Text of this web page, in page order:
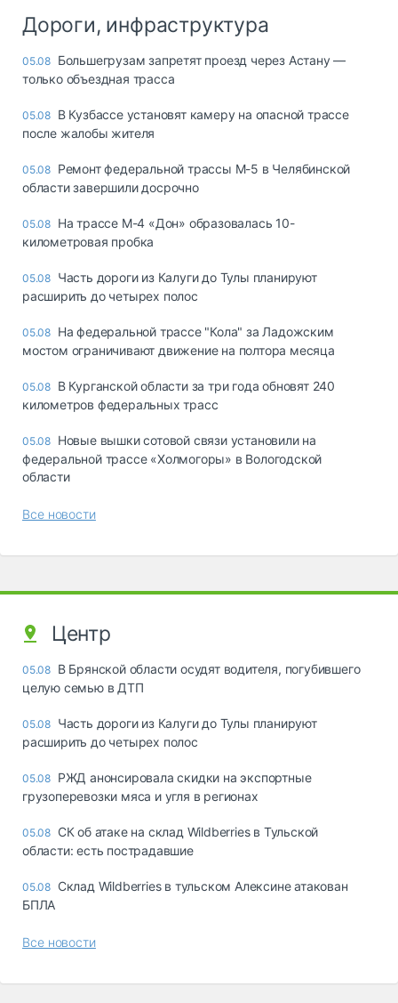
Дороги, инфраструктура
05.08 Большегрузам запретят проезд через Астану —
только объездная трасса
05.08 В Кузбассе установят камеру на опасной трассе
после жалобы жителя
05.08 Ремонт федеральной трассы М-5 в Челябинской
области завершили досрочно
05.08 На трассе М-4 «Дон» образовалась 10-
километровая пробка
05.08 Часть дороги из Калуги до Тулы планируют
расширить до четырех полос
05.08 На федеральной трассе "Кола" за Ладожским
мостом ограничивают движение на полтора месяца
05.08 В Курганской области за три года обновят 240
километров федеральных трасс
05.08 Новые вышки сотовой связи установили на
федеральной трассе «Холмогоры» в Вологодской
области
Все новости
Центр
05.08 В Брянской области осудят водителя, погубившего
целую семью в ДТП
05.08 Часть дороги из Калуги до Тулы планируют
расширить до четырех полос
05.08 РЖД анонсировала скидки на экспортные
грузоперевозки мяса и угля в регионах
05.08 СК об атаке на склад Wildberries в Тульской
области: есть пострадавшие
05.08 Склад Wildberries в тульском Алексине атакован
БПЛА
Все новости